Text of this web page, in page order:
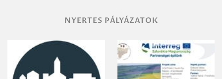
NYERTES PÁLYÁZATOK